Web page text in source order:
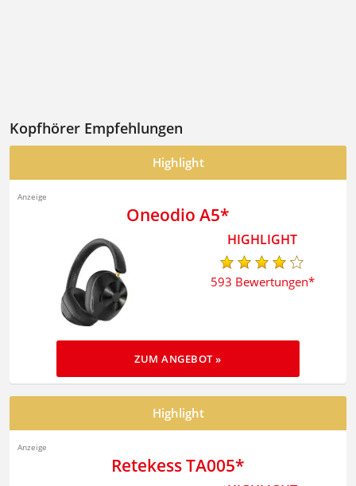
Kopfhörer Empfehlungen
Highlight
Oneodio A5
593 Bewertungen
ZUM ANGEBOT »
Highlight
Retekess TA005